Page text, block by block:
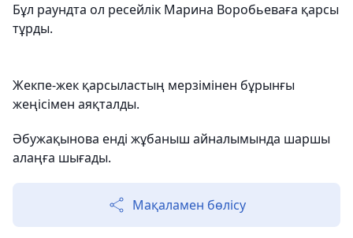
Бұл раундта ол ресейлік Марина Воробьеваға қарсы
тұрды.
Жекпе-жек қарсыластың мерзімінен бұрынғы
жеңісімен аяқталды.
Әбужақынова енді жұбаныш айналымында шаршы
алаңға шығады.
Мақаламен бөлісу